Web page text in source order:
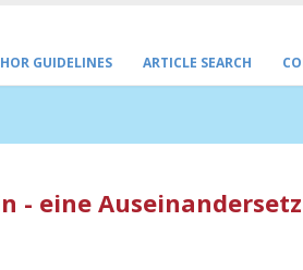
GUIDELINES ARTICLE SEARCH
- eine